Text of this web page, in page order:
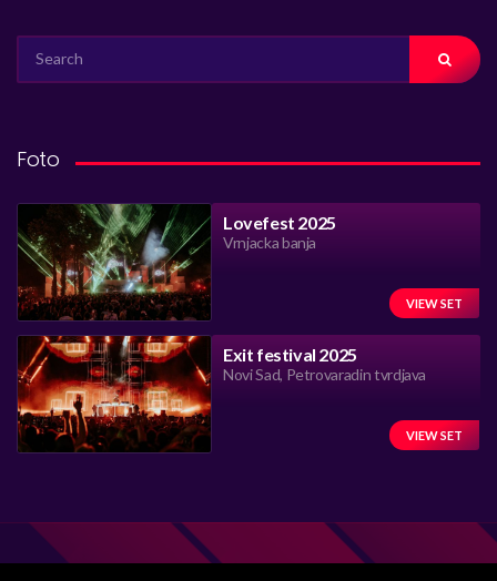
FOR:
Foto
Lovefest 2025
Vrnjacka banja
VIEW SET
Exit festival 2025
Novi Sad, Petrovaradin tvrdjava
VIEW SET